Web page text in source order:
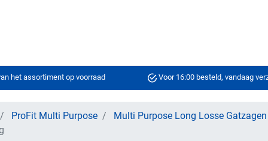
het assortiment op voorraad Voor 16:00 besteld, vandaag
ProFit Multi Purpose
Multi Purpose Long Losse Gatzagen